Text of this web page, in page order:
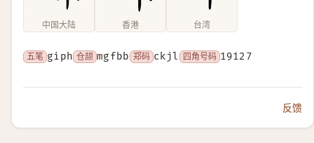
中国大陆 香港 台湾
五笔 giph 仓颉 mgfbb 郑码 ckjl 四角号码 19127
反馈